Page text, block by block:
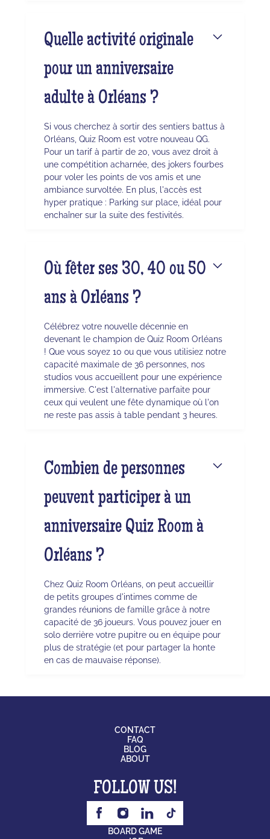
Quelle activité originale
pour un anniversaire
adulte à Orléans ?
Si vous cherchez à sortir des sentiers battus à
Orléans, Quiz Room est votre nouveau QG.
Pour un tarif à partir de 20, vous avez droit à
une compétition acharnée, des jokers fourbes
pour voler les points de vos amis et une
ambiance survoltée. En plus, l'accès est
hyper pratique : Parking sur place, idéal pour
enchaîner sur la suite des festivités.
Où fêter ses 30, 40 ou 50
ans à Orléans ?
Célébrez votre nouvelle décennie en
devenant le champion de Quiz Room Orléans
! Que vous soyez 10 ou que vous utilisiez notre
capacité maximale de 36 personnes, nos
studios vous accueillent pour une expérience
immersive. C'est l'alternative parfaite pour
ceux qui veulent une fête dynamique où l'on
ne reste pas assis à table pendant 3 heures.
Combien de personnes
peuvent participer à un
anniversaire Quiz Room à
Orléans ?
Chez Quiz Room Orléans, on peut accueillir
de petits groupes d'intimes comme de
grandes réunions de famille grâce à notre
capacité de 36 joueurs. Vous pouvez jouer en
solo derrière votre pupitre ou en équipe pour
plus de stratégie (et pour partager la honte
en cas de mauvaise réponse).
CONTACT
FAQ
BLOG
ABOUT
FOLLOW US!
BOARD GAME